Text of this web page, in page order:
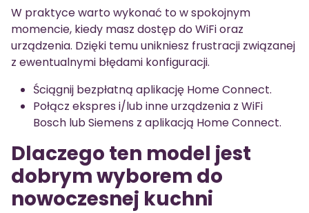
W praktyce warto wykonać to w spokojnym
momencie, kiedy masz dostęp do WiFi oraz
urządzenia. Dzięki temu unikniesz frustracji związanej
z ewentualnymi błędami konfiguracji.
Ściągnij bezpłatną aplikację Home Connect.
Połącz ekspres i/lub inne urządzenia z WiFi
Bosch lub Siemens z aplikacją Home Connect.
Dlaczego ten model jest
dobrym wyborem do
nowoczesnej kuchni